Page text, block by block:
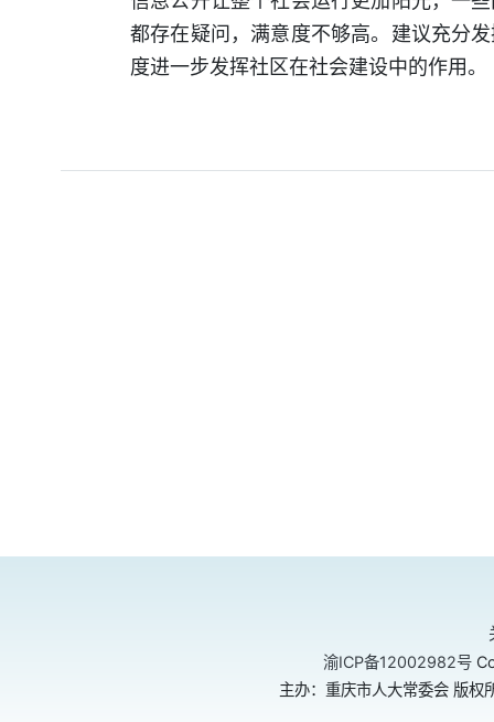
都存在疑问，满意度不够高。建议充分
度进一步发挥社区在社会建设中的作用
渝ICP备12002982号
主办：重庆市人大常委会 版